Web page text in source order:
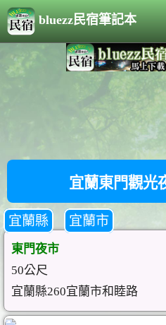
bluezz民宿筆記本
宜蘭東門觀光
宜蘭縣 宜蘭市
東門夜市
50公尺
宜蘭縣260宜蘭市和睦路